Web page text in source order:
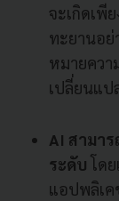
จะเกิดเพี
ทะยานอย่
หมายควา
เปลี่ยนแป
AI สามา
ระดับ โด
แอปพลิเค